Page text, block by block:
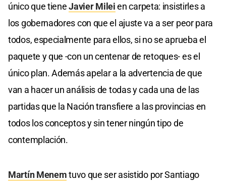
único que tieneJavier Mileien carpeta: insistirles a
los gobernadores con que el ajuste va a ser peor para
todos, especialmente para ellos, si no se aprueba el
paquete y que -con un centenar de retoques- es el
único plan. Además apelar a la advertencia de que
van a hacer un análisis de todas y cada una de las
partidas que la Nación transfiere a las provincias en
todos los conceptos y sin tener ningún tipo de
contemplación.
Martín Menemtuvo que ser asistido por Santiago